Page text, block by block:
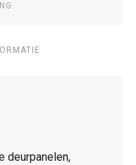
deurpanelen,